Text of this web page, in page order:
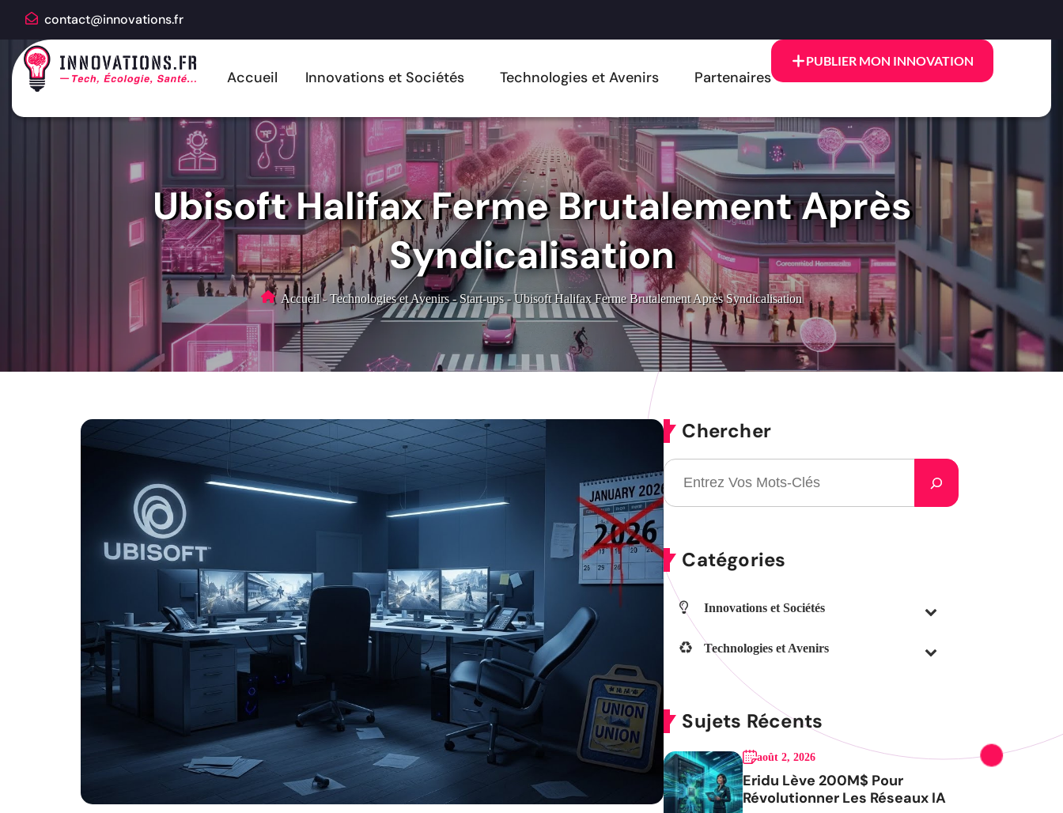
contact@innovations.fr
Accueil Innovations et Sociétés Technologies et Avenirs Partenaires
PUBLIER MON INNOVATION
Ubisoft Halifax Ferme Brutalement Après
Syndicalisation
Accueil - Technologies et Avenirs - Start-ups - Ubisoft Halifax Ferme Brutalement Après Syndicalisation
Chercher
Catégories
Innovations et Sociétés
Technologies et Avenirs
Sujets Récents
août 2, 2026
Eridu Lève 200M$ Pour
Révolutionner Les Réseaux IA